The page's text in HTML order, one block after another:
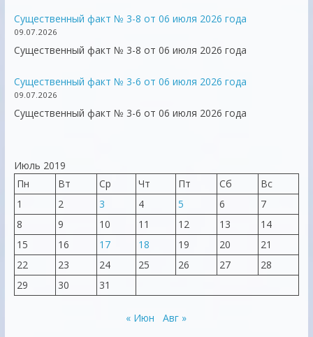
Существенный факт № 3-8 от 06 июля 2026 года
09.07.2026
Существенный факт № 3-8 от 06 июля 2026 года
Существенный факт № 3-6 от 06 июля 2026 года
09.07.2026
Существенный факт № 3-6 от 06 июля 2026 года
Июль 2019
Пн
Вт Ср Чт Пт Сб
Вс
1
2 3 4 5 6
7
8
9 10 11 12 13
14
15
16 17 18 19 20
21
22
23 24 25 26 27
28
29
30 31
« Июн Авг »